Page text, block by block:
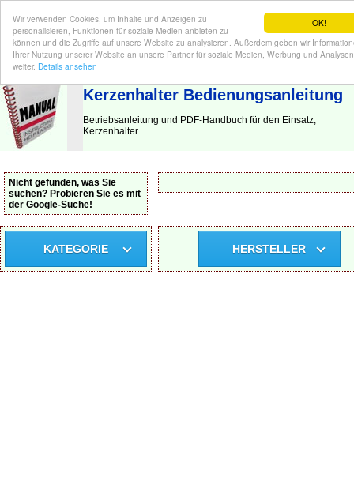
OK!
Wir verwenden Cookies, um Inhalte und Anzeigen zu
personalisieren, Funktionen für soziale Medien anbieten zu
können und die Zugriffe auf unsere Website zu analysieren. Außerdem geben wir
Ihrer Nutzung unserer Website an unsere Partner für soziale Medien, Werbung und Analysen
weiter. Details ansehen
BEDIENUNGSANLEITUNG | Hier finden Sie die deutsche Anleitung!
Kerzenhalter Bedienungsanleitung
Betriebsanleitung und PDF-Handbuch für den Einsatz,
Kerzenhalter
Nicht gefunden, was Sie
suchen? Probieren Sie es mit
der Google-Suche!
KATEGORIE HERSTELLER